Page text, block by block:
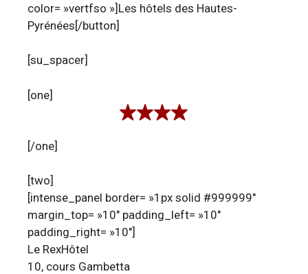
color= »vertfso »]Les hôtels des Hautes-
Pyrénées[/button]
[su_spacer]
[one]
[/one]
[two]
[intense_panel border= »1px solid #999999″
margin_top= »10″ padding_left= »10″
padding_right= »10″]
Le RexHôtel
10, cours Gambetta